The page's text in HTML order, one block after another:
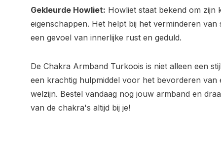
Gekleurde Howliet: Howliet staat bekend om zijn
eigenschappen. Het helpt bij het verminderen
een gevoel van innerlijke rust en geduld.
De Chakra Armband Turkoois is niet alleen een
een krachtig hulpmiddel voor het bevorderen van
welzijn. Bestel vandaag nog jouw armband en
van de chakra's altijd bij je!